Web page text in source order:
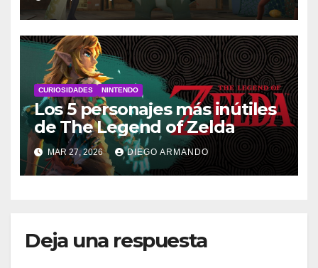
CURIOSIDADES NINTENDO
Los 5 personajes más inútiles
de The Legend of Zelda
MAR 27, 2026 DIEGO ARMANDO
Deja una respuesta